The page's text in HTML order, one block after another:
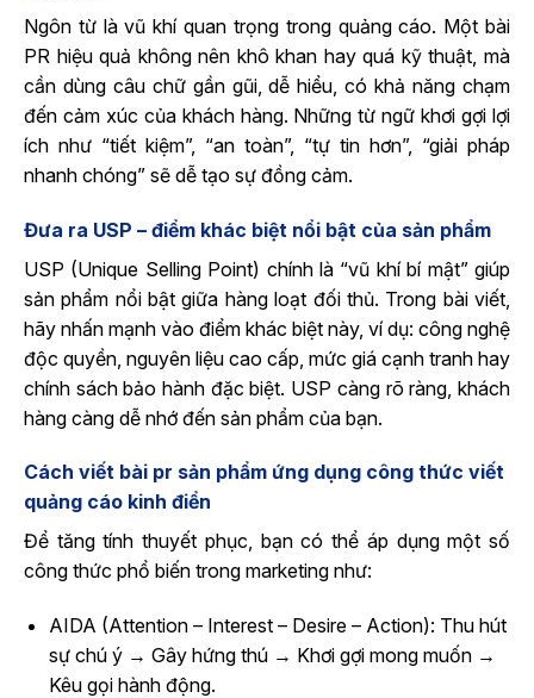
Ngôn từ là vũ khí quan trọng trong quảng cáo. Một bài
PR hiệu quả không nên khô khan hay quá kỹ thuật, mà
cần dùng câu chữ gần gũi, dễ hiểu, có khả năng chạm
đến cảm xúc của khách hàng. Những từ ngữ khơi gợi lợi
ích như “tiết kiệm”, “an toàn”, “tự tin hơn”, “giải pháp
nhanh chóng” sẽ dễ tạo sự đồng cảm.
Đưa ra USP – điểm khác biệt nổi bật của sản phẩm
USP (Unique Selling Point) chính là “vũ khí bí mật” giúp
sản phẩm nổi bật giữa hàng loạt đối thủ. Trong bài viết,
hãy nhấn mạnh vào điểm khác biệt này, ví dụ: công nghệ
độc quyền, nguyên liệu cao cấp, mức giá cạnh tranh hay
chính sách bảo hành đặc biệt. USP càng rõ ràng, khách
hàng càng dễ nhớ đến sản phẩm của bạn.
Cách viết bài pr sản phẩm ứng​ dụng công thức viết
quảng cáo kinh điển
Để tăng tính thuyết phục, bạn có thể áp dụng một số
công thức phổ biến trong marketing như:
AIDA (Attention – Interest – Desire – Action): Thu hút
sự chú ý → Gây hứng thú → Khơi gợi mong muốn →
Kêu gọi hành động.